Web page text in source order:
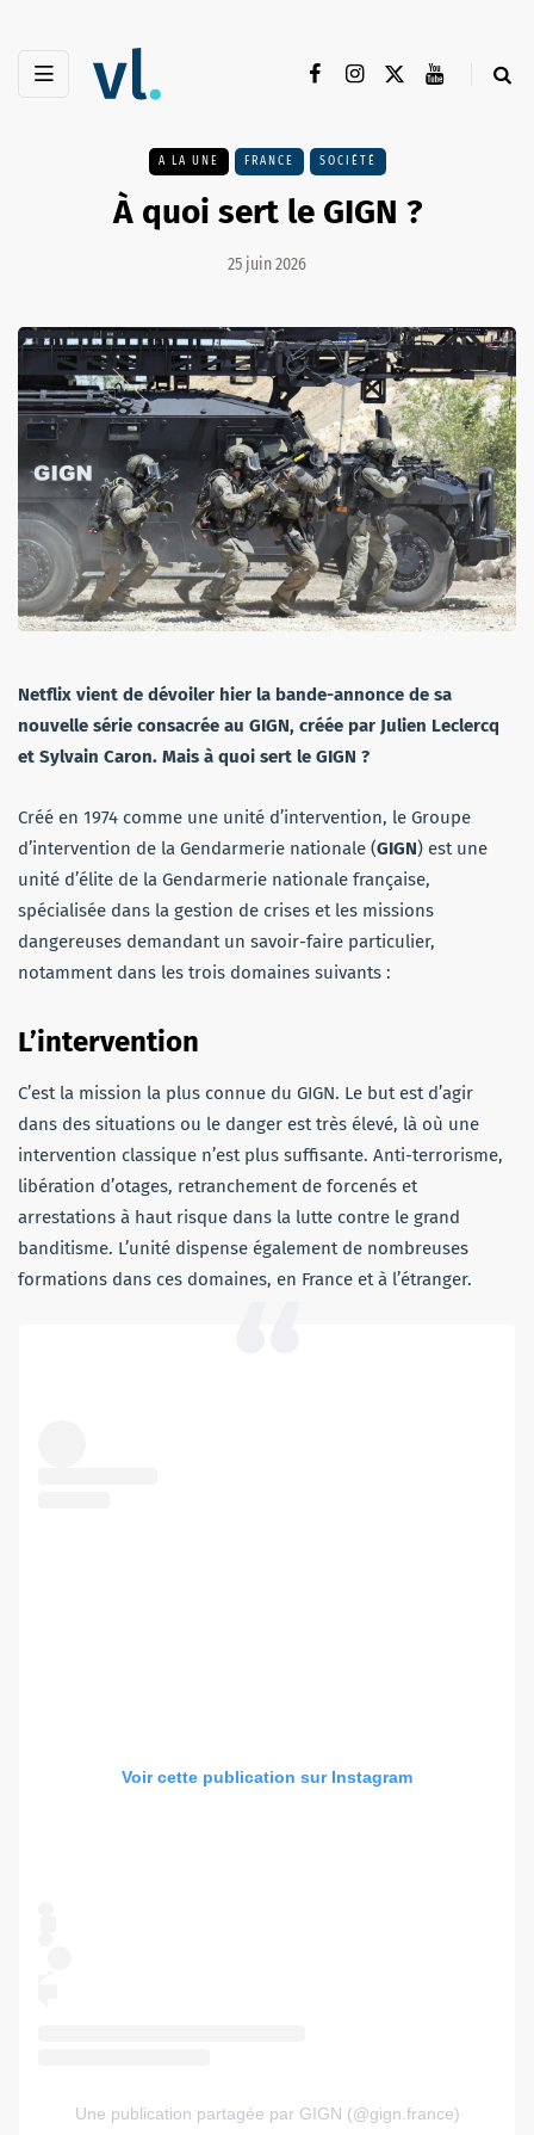
A LA UNE FRANCE SOCIÉTÉ
À quoi sert le GIGN ?
25 juin 2026
Netflix vient de dévoiler hier la bande-annonce de sa
nouvelle série consacrée au GIGN, créée par Julien Leclercq
et Sylvain Caron. Mais à quoi sert le GIGN ?
Créé en 1974 comme une unité d’intervention, le Groupe
d’intervention de la Gendarmerie nationale (GIGN) est une
unité d’élite de la Gendarmerie nationale française,
spécialisée dans la gestion de crises et les missions
dangereuses demandant un savoir-faire particulier,
notamment dans les trois domaines suivants :
L’intervention
C’est la mission la plus connue du GIGN. Le but est d’agir
dans des situations ou le danger est très élevé, là où une
intervention classique n’est plus suffisante. Anti-terrorisme,
libération d’otages, retranchement de forcenés et
arrestations à haut risque dans la lutte contre le grand
banditisme. L’unité dispense également de nombreuses
formations dans ces domaines, en France et à l’étranger.
Voir cette publication sur Instagram
Une publication partagée par GIGN (@gign.france)